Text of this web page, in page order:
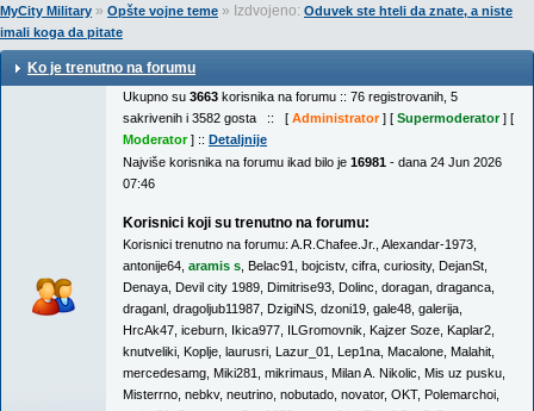
MyCity Military » Opšte vojne teme » Izdvojeno: Oduvek ste hteli da znate, a niste
imali koga da pitate
Ko je trenutno na forumu
Ukupno su 3663 korisnika na forumu :: 76 registrovanih, 5
sakrivenih i 3582 gosta :: [ Administrator] [ Supermoderator] [
Moderator] :: Detaljnije
Najviše korisnika na forumu ikad bilo je 16981 - dana 24 Jun 2026
07:46
Korisnici koji su trenutno na forumu:
Korisnici trenutno na forumu: A.R.Chafee.Jr. Alexandar-1973
antonije64 aramis s Belac91 bojcistv, cifra curiosity, DejanSt
Denaya Devil city 1989 Dimitrise93 Dolinc doragan draganca
draganl dragoljub11987 DzigiNS dzoni19 gale48 galerija
HrcAk47 iceburn Ikica977 ILGromovnik Kajzer Soze Kaplar2
knutveliki Koplje laurusri Lazur_01 Lep1na Macalone Malahit
mercedesamg Miki281 mikrimaus Milan A. Nikolic Mis uz pusku
Misterrno nebkv, neutrino nobutado novator, OKT, Polemarchoi